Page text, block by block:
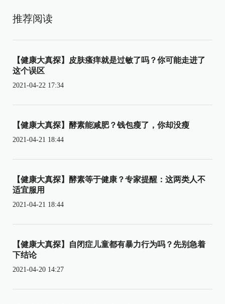
推荐阅读
【健康大真探】皮肤瘙痒就是过敏了吗？你可能走进了
这个误区
2021-04-22 17:34
【健康大真探】酵素能减肥？钱包瘦了，你却没瘦
2021-04-21 18:44
【健康大真探】酵素等于健康？专家提醒：这两类人不
适宜服用
2021-04-21 18:44
【健康大真探】自闭症儿童都有暴力行为吗？先别急着
下结论
2021-04-20 14:27